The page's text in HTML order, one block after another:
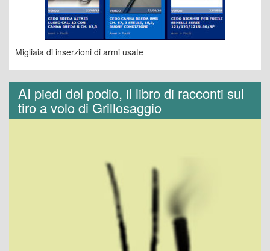
Migliaia di inserzioni di armi usate
AI piedi del podio, il libro di racconti sul
tiro a volo di Grillosaggio